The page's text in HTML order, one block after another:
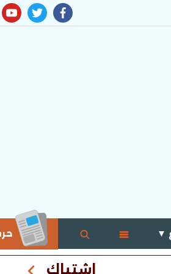
facebook
twitter
▼
اشتباك